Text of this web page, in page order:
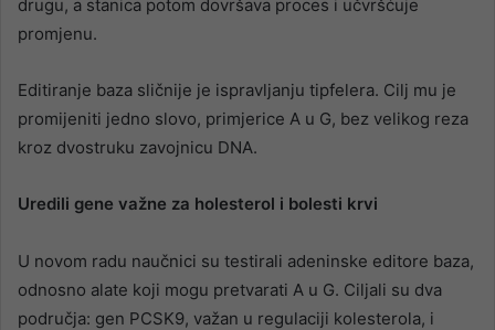
drugu, a stanica potom dovršava proces i učvršćuje
promjenu.
Editiranje baza sličnije je ispravljanju tipfelera. Cilj mu je
promijeniti jedno slovo, primjerice A u G, bez velikog reza
kroz dvostruku zavojnicu DNA.
Uredili gene važne za holesterol i bolesti krvi
U novom radu naučnici su testirali adeninske editore baza,
odnosno alate koji mogu pretvarati A u G. Ciljali su dva
područja: gen PCSK9, važan u regulaciji kolesterola, i